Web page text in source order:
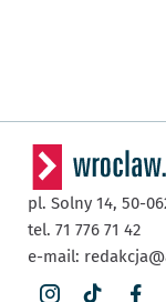
pl. Solny 14, 50-
tel. 71 776 71 42
e-mail: